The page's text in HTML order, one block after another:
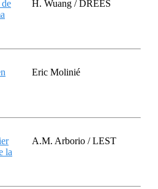
de
H. Wuang / DREES
Eric Molinié
la
A.M. Arborio / LEST